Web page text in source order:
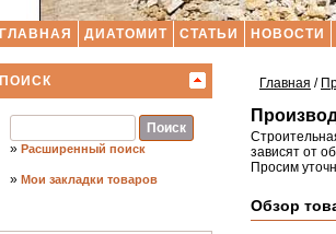
ГЛАВНАЯ ДИАТОМИТ СТАТЬИ НОВОСТИ
ПОИСК
» Расширенный поиск
» Мои закладки товаров
Главная /
зависят от
Просим
Обзор